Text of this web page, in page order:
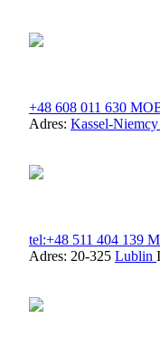
+48 608 011 630
Adres: Kassel-Niemcy
tel:+48 511 404 139
Adres: 20-325 Lublin